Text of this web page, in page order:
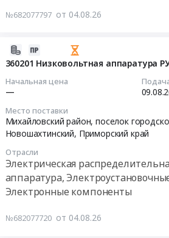
№682077797 от 04.08.26
360201 Низковольтная аппаратура
Начальная цена
—
Место поставки
Михайловский район, поселок городского типа
Новошахтинский, Приморский край
Отрасли
Электрическая
аппаратура,
Электронные компоненты
№682077720 от 04.08.26